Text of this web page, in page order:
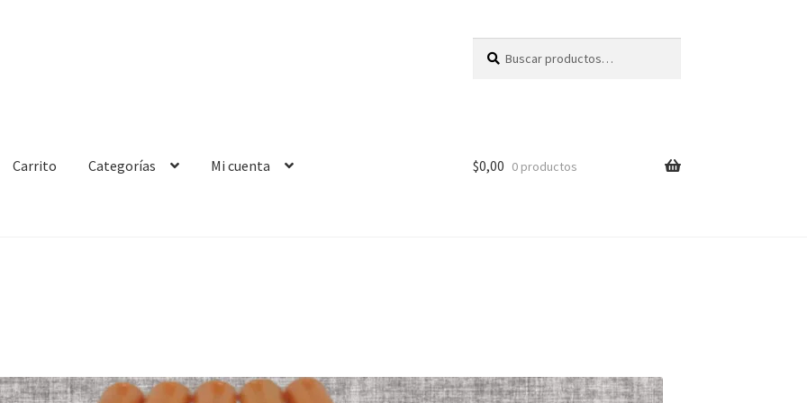
por:
Carrito Categorías Mi cuenta $0,00 0 productos